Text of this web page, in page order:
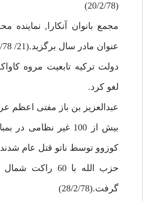
(20/2/78)
مجمع بانوان آنكارا,
عنوان مادر سال برگزيد.(21/ 2/78)
دولت تركيه تابعيت مروه
لغو كرد.
عبدالعزيز بن باز مفتى اعظم
بيش از 100 غير نظامى
كوزوو توسط ناتو قتل عام شدند. (25/
حزب الله با 60
گرفت.(28/2/78)